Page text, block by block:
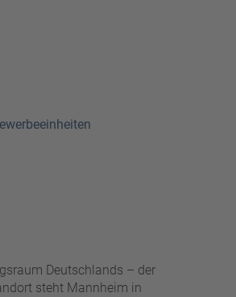
Deutschlands – der
steht Mannheim in